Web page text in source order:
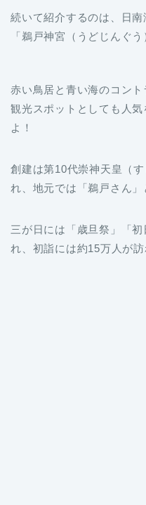
続いて紹介するのは、日
「鵜戸神宮（うどじんぐう
赤い鳥居と青い海のコン
観光スポットとしても人
よ！
創建は第10代崇神天皇（
れ、地元では「鵜戸さん」
三が日には「歳旦祭」「
れ、初詣には約15万人が